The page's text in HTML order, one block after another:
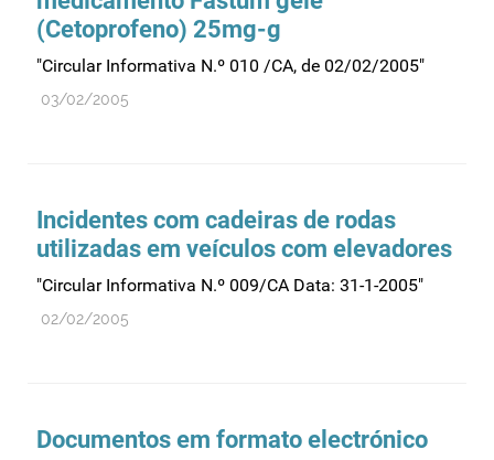
Manutenção no mercado
Medicamentos de uso humano
Medicamentos genéricos
Planeamento
Publicidade
(Cetoprofeno) 25mg-g
"Circular Informativa N.º 010 /CA, de 02/02/2005"
03/02/2005
Incidentes com cadeiras de rodas
utilizadas em veículos com elevadores
"Circular Informativa N.º 009/CA Data: 31-1-2005"
02/02/2005
Documentos em formato electrónico